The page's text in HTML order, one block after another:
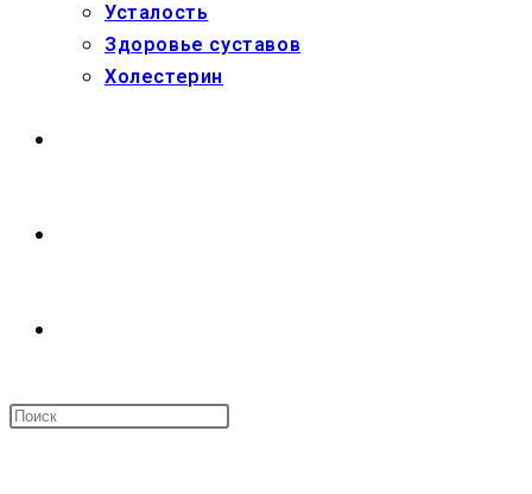
Усталость
Здоровье суставов
Холестерин
ПОИСК